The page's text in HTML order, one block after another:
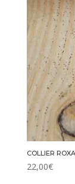
COLLIER
22,00€